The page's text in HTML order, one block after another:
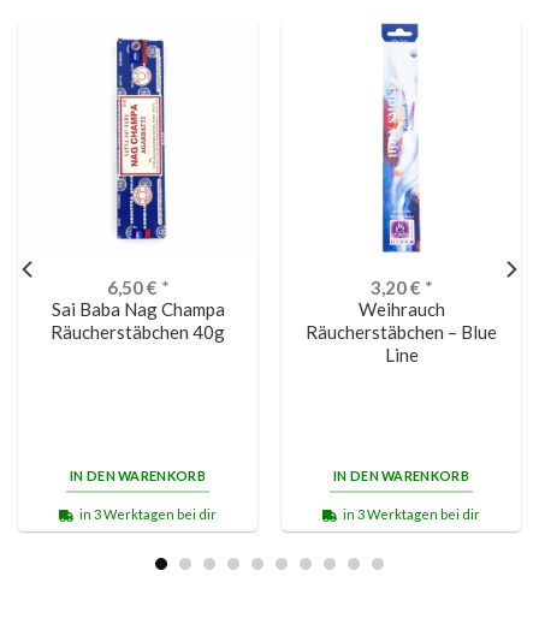
6,50€ *
Sai Baba Nag Champa
Räucherstäbchen 40g
IN DEN WARENKORB
in 3 Werktagen bei dir
3,20€ *
Weihrauch
Räucherstäbchen – Blue
Line
IN DEN WARENKORB
in 3 Werktagen bei dir